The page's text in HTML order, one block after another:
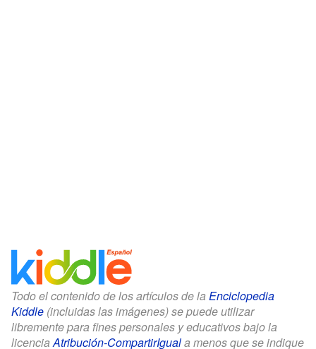
Todo el contenido de los artículos de la Enciclopedia
Kiddle (incluidas las imágenes) se puede utilizar
libremente para fines personales y educativos bajo la
licenciaAtribución-CompartirIguala menos que se indique